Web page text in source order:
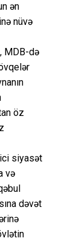
ən
nüvə
MDB-də
öz
siyasət
və
dəvət